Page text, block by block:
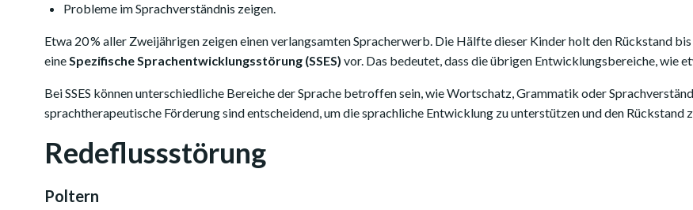
Probleme im Sprachverständnis zeigen.
Etwa 20 % aller Zweijährigen zeigen einen verlangsamten Spracherwerb. Die Hälfte dieser Kinder holt den Rückstand
eineSpezifische Sprachentwicklungsstörung (SSES) vor. Das bedeutet, dass die übrigen Entwicklungsbereiche, wie
Bei SSES können unterschiedliche Bereiche der Sprache betroffen sein, wie Wortschatz, Grammatik oder
sprachtherapeutische Förderung sind entscheidend, um die sprachliche Entwicklung zu unterstützen und den Rückstand
Redeflussstörung
Poltern